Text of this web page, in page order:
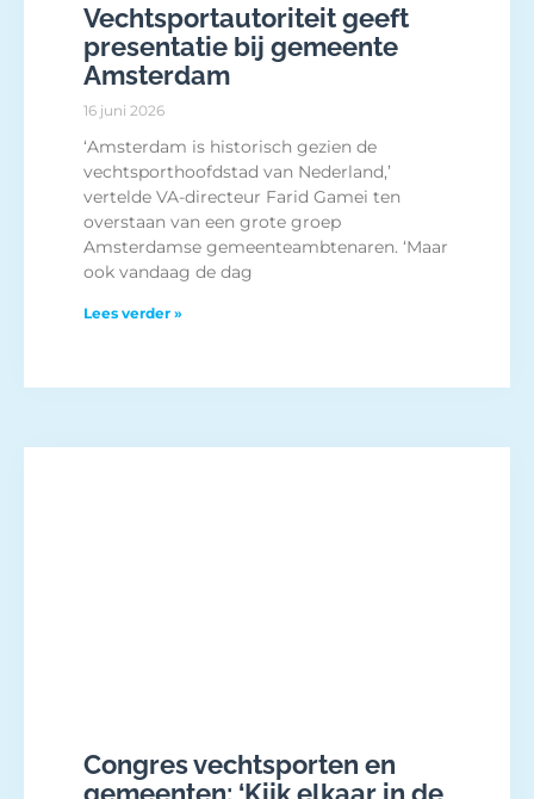
Vechtsportautoriteit geeft
presentatie bij gemeente
Amsterdam
16 juni 2026
‘Amsterdam is historisch gezien de
vechtsporthoofdstad van Nederland,’
vertelde VA-directeur Farid Gamei ten
overstaan van een grote groep
Amsterdamse gemeenteambtenaren. ‘Maar
ook vandaag de dag
Lees verder »
Congres vechtsporten en
gemeenten: ‘Kijk elkaar in de